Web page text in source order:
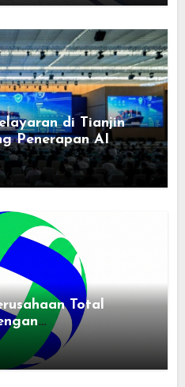
di Tianjin
Penerapan AI
Total
mempercepat
— raksasa
dengan tim